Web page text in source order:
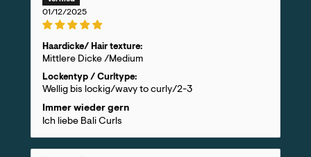
01/12/2025
Haardicke/ Hair texture:
Mittlere Dicke /Medium
Lockentyp / Curltype:
Wellig bis lockig/wavy to curly/2-3
Immer wieder gern
Ich liebe Bali Curls